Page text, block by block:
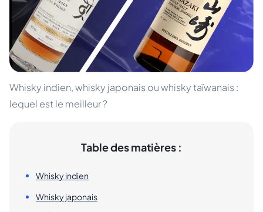
Whisky indien, whisky japonais ou whisky taïwanais :
lequel est le meilleur ?
Table des matières :
Whisky indien
Whisky japonais